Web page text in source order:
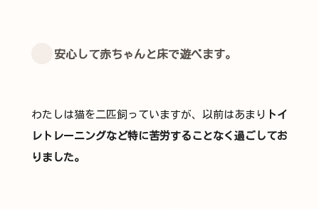
安心して赤ちゃんと床で遊べます。
わたしは猫を二匹飼っていますが、以前はあまり
トイ
レトレーニングなど特に苦労することなく過ごしてお
りました。